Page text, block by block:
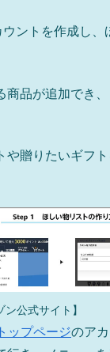
ウントを作成し、
商品が追加でき
や贈りたいギフ
ン公式サイト】
ップページのア